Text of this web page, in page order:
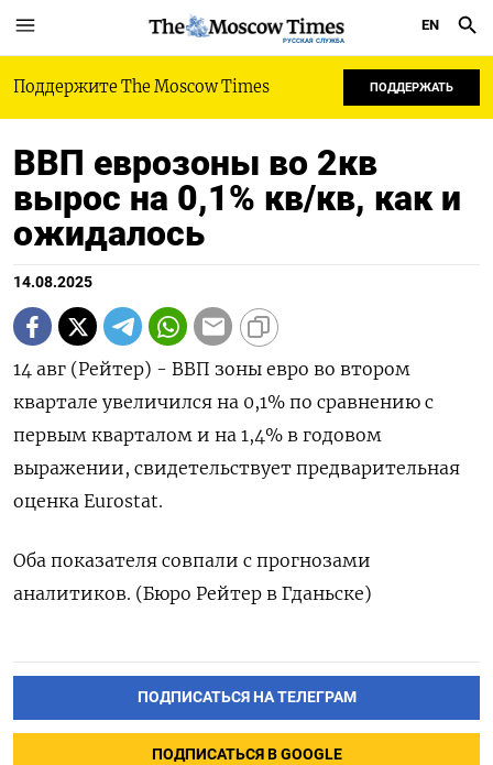
РУССКАЯ СЛУЖБА
EN
Поддержите The Moscow Times ПОДДЕРЖАТЬ
ВВП еврозоны во 2кв
вырос на 0,1% кв/кв, как и
ожидалось
14.08.2025
14 авг (Рейтер) - ВВП зоны евро во втором
квартале увеличился на 0,1% по сравнению с
первым кварталом и на 1,4% в годовом
выражении, свидетельствует предварительная
оценка Eurostat.
Оба показателя совпали с прогнозами
аналитиков. (Бюро Рейтер в Гданьске)
ПОДПИСАТЬСЯ НА ТЕЛЕГРАМ
ПОДПИСАТЬСЯ В GOOGLE